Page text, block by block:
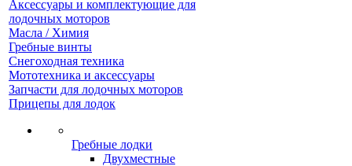
Аксессуары и комплектующие для
лодочных моторов
Масла / Химия
Гребные винты
Снегоходная техника
Мототехника и аксессуары
Запчасти для лодочных моторов
Прицепы для лодок
Гребные лодки
Двухместные